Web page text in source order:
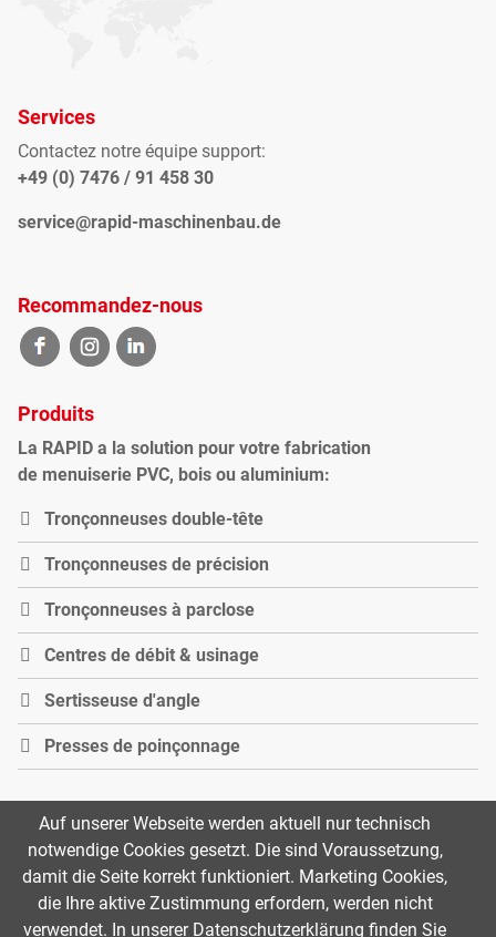
Services
Contactez notre équipe support:
+49 (0) 7476 / 91 458 30
service@rapid-maschinenbau.de
Recommandez-nous
Produits
La RAPID a la solution pour votre fabrication
de menuiserie PVC, bois ou aluminium:
Tronçonneuses double-tête
Tronçonneuses de précision
Tronçonneuses à parclose
Centres de débit & usinage
Sertisseuse d'angle
Presses de poinçonnage
Auf unserer Webseite werden aktuell nur technisch
notwendige Cookies gesetzt. Die sind Voraussetzung,
damit die Seite korrekt funktioniert. Marketing Cookies,
die Ihre aktive Zustimmung erfordern, werden nicht
verwendet. In unserer Datenschutzerklärung finden Sie